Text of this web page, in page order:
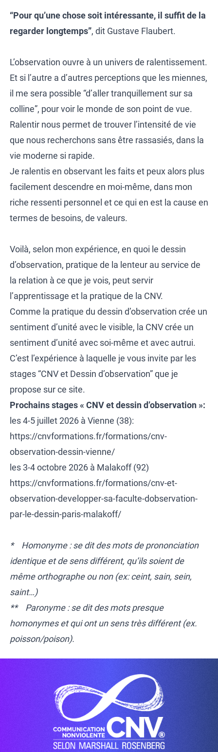
“Pour qu’une chose soit intéressante, il suffit de la
regarder longtemps”, dit Gustave Flaubert.
L’observation ouvre à un univers de ralentissement.
Et si l’autre a d’autres perceptions que les miennes,
il me sera possible “d’aller tranquillement sur sa
colline”, pour voir le monde de son point de vue.
Ralentir nous permet de trouver l’intensité de vie
que nous recherchons sans être rassasiés, dans la
vie moderne si rapide.
Je ralentis en observant les faits et peux alors plus
facilement descendre en moi-même, dans mon
riche ressenti personnel et ce qui en est la cause en
termes de besoins, de valeurs.
Voilà, selon mon expérience, en quoi le dessin
d’observation, pratique de la lenteur au service de
la relation à ce que je vois, peut servir
l’apprentissage et la pratique de la CNV.
Comme la pratique du dessin d’observation crée un
sentiment d’unité avec le visible, la CNV crée un
sentiment d’unité avec soi-même et avec autrui.
C’est l’expérience à laquelle je vous invite par les
stages “CNV et Dessin d’observation” que je
propose sur ce site.
Prochains stages « CNV et dessin d’observation »:
les 4-5 juillet 2026 à Vienne (38):
https://cnvformations.fr/formations/cnv-
observation-dessin-vienne/
les 3-4 octobre 2026 à Malakoff (92)
https://cnvformations.fr/formations/cnv-et-
observation-developper-sa-faculte-dobservation-
par-le-dessin-paris-malakoff/
* Homonyme : se dit des mots de prononciation
identique et de sens différent, qu’ils soient de
même orthographe ou non (ex: ceint, sain, sein,
saint…)
** Paronyme : se dit des mots presque
homonymes et qui ont un sens très différent (ex.
poisson/poison).